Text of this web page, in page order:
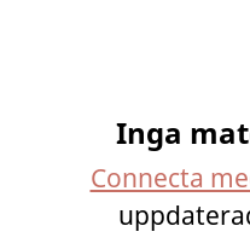
Inga
Connecta